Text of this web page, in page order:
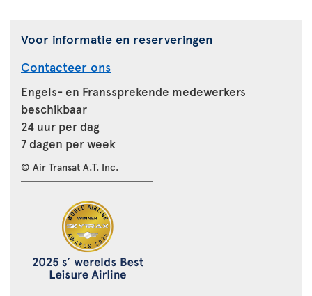
Voor informatie en reserveringen
Contacteer ons
Engels- en Franssprekende medewerkers
beschikbaar
24 uur per dag
7 dagen per week
© Air Transat A.T. Inc.